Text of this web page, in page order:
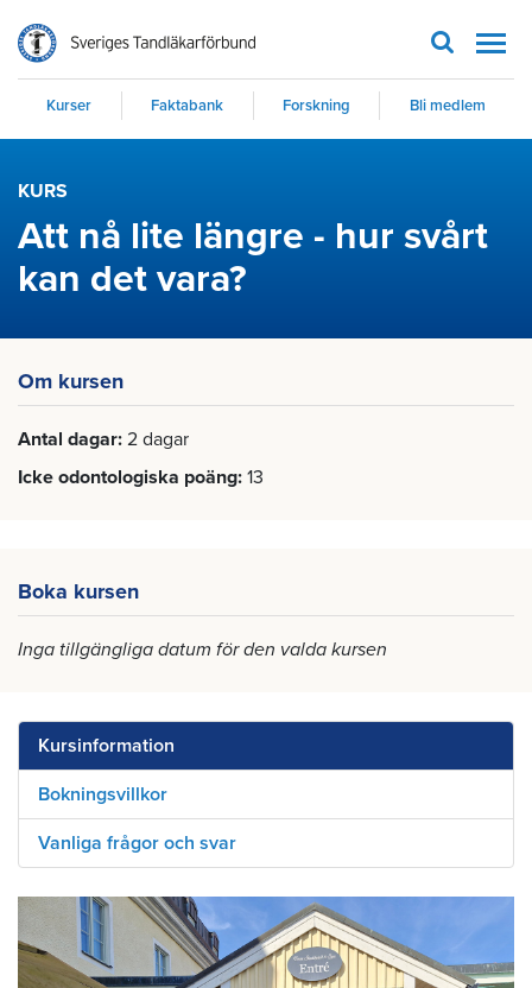
Kurser Faktabank Forskning Bli medlem
KURS
Att nå lite längre - hur svårt
kan det vara?
Om kursen
Antal dagar 2 dagar
Icke odontologiska poäng 13
Boka kursen
Inga tillgängliga datum för den valda kursen
Kursinformation
Bokningsvillkor
Vanliga frågor och svar